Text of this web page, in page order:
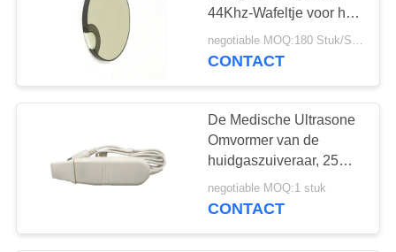
Piezo Ring
27
44Khz-Wafeltje voor het
Schoonmaken van
Omvormer
negotiable MOQ:180 Stuk/Stukken
CONTACT
De Medische Ultrasone
Omvormer van de
huidgaszuiveraar, 25
KHz Ultrasone
Omvormer
negotiable MOQ:1 stuk
CONTACT